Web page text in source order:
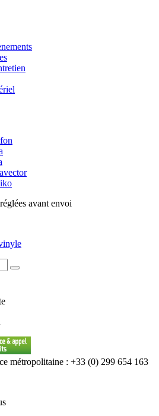
avant envoi
métropolitaine : +33 (0) 299 654 163